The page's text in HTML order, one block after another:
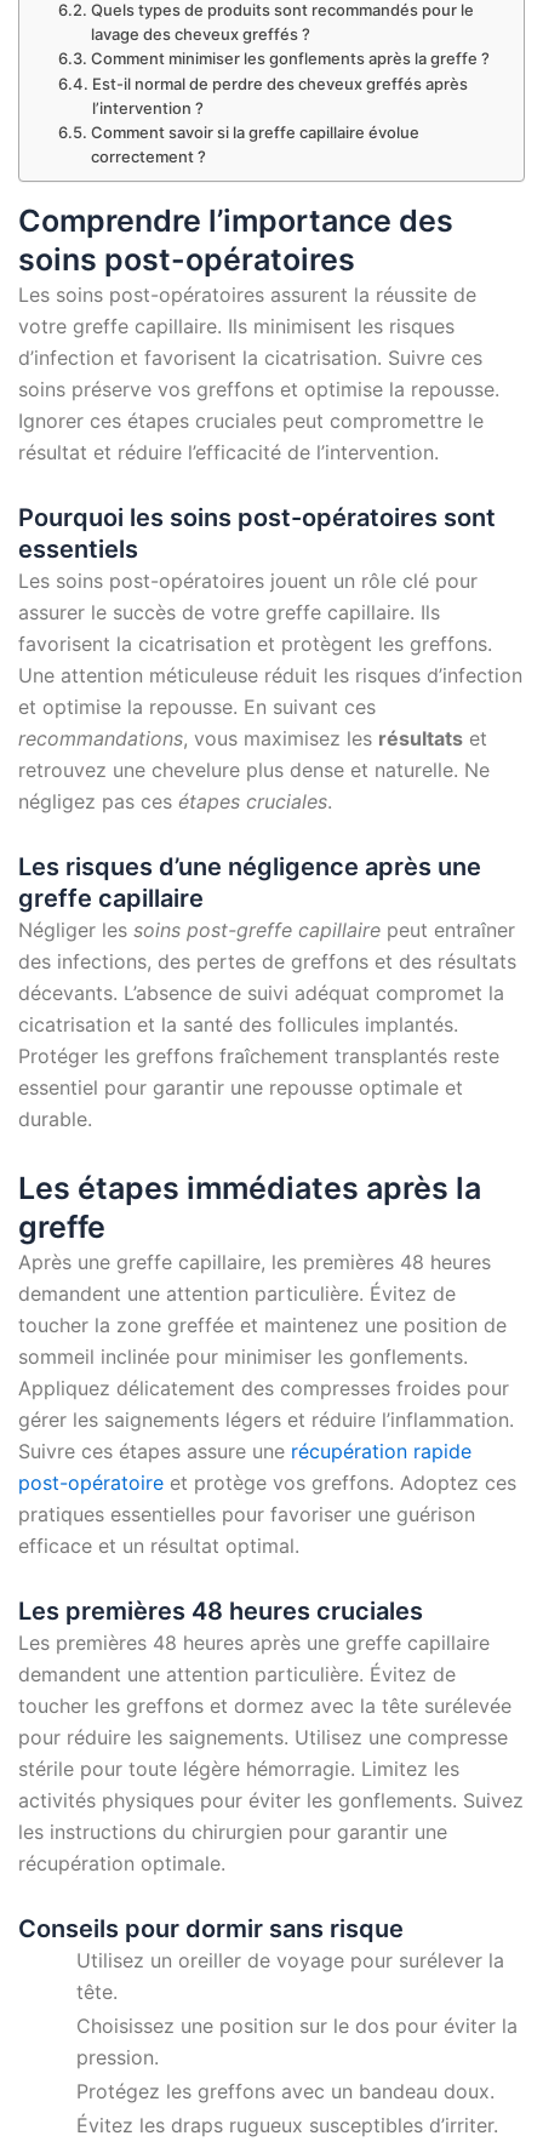
Quels types de produits sont recommandés pour le
lavage des cheveux greffés ?
Comment minimiser les gonflements après la greffe ?
Est-il normal de perdre des cheveux greffés après
l’intervention ?
Comment savoir si la greffe capillaire évolue
correctement ?
Comprendre l’importance des
soins post-opératoires
Les soins post-opératoires assurent la réussite de
votre greffe capillaire. Ils minimisent les risques
d’infection et favorisent la cicatrisation. Suivre ces
soins préserve vos greffons et optimise la repousse.
Ignorer ces étapes cruciales peut compromettre le
résultat et réduire l’efficacité de l’intervention.
Pourquoi les soins post-opératoires sont
essentiels
Les soins post-opératoires jouent un rôle clé pour
assurer le succès de votre greffe capillaire. Ils
favorisent la cicatrisation et protègent les greffons.
Une attention méticuleuse réduit les risques d’infection
et optimise la repousse. En suivant ces
recommandations, vous maximisez les résultatset
retrouvez une chevelure plus dense et naturelle. Ne
négligez pas ces étapes cruciales.
Les risques d’une négligence après une
greffe capillaire
Négliger les soins post-greffe capillairepeut entraîner
des infections, des pertes de greffons et des résultats
décevants. L’absence de suivi adéquat compromet la
cicatrisation et la santé des follicules implantés.
Protéger les greffons fraîchement transplantés reste
essentiel pour garantir une repousse optimale et
durable.
Les étapes immédiates après la
greffe
Après une greffe capillaire, les premières 48 heures
demandent une attention particulière. Évitez de
toucher la zone greffée et maintenez une position de
sommeil inclinée pour minimiser les gonflements.
Appliquez délicatement des compresses froides pour
gérer les saignements légers et réduire l’inflammation.
Suivre ces étapes assure une récupération rapide
post-opératoireet protège vos greffons. Adoptez ces
pratiques essentielles pour favoriser une guérison
efficace et un résultat optimal.
Les premières 48 heures cruciales
Les premières 48 heures après une greffe capillaire
demandent une attention particulière. Évitez de
toucher les greffons et dormez avec la tête surélevée
pour réduire les saignements. Utilisez une compresse
stérile pour toute légère hémorragie. Limitez les
activités physiques pour éviter les gonflements. Suivez
les instructions du chirurgien pour garantir une
récupération optimale.
Conseils pour dormir sans risque
Utilisez un oreiller de voyage pour surélever la
tête.
Choisissez une position sur le dos pour éviter la
pression.
Protégez les greffons avec un bandeau doux.
Évitez les draps rugueux susceptibles d’irriter.